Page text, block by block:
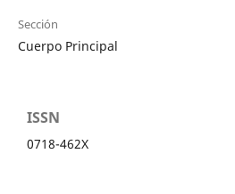
Sección
Cuerpo Principal
ISSN
0718-462X